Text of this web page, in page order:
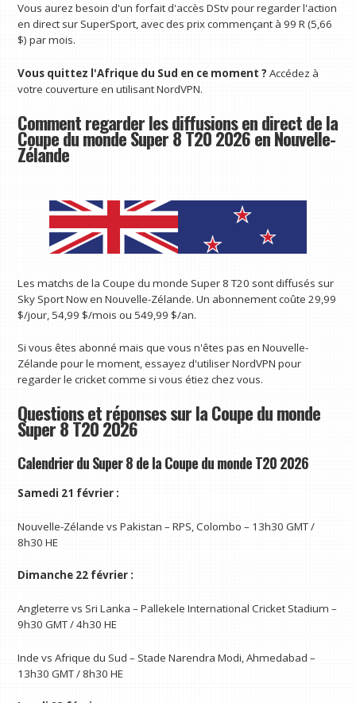
Vous aurez besoin d'un forfait d'accès DStv pour regarder l'action
en direct sur SuperSport, avec des prix commençant à 99 R (5,66
$) par mois.
Vous quittez l'Afrique du Sud en ce moment ? Accédez à
votre couverture en utilisant NordVPN.
Comment regarder les diffusions en direct de la
Coupe du monde Super 8 T20 2026 en Nouvelle-
Zélande
Les matchs de la Coupe du monde Super 8 T20 sont diffusés sur
Sky Sport Now en Nouvelle-Zélande. Un abonnement coûte 29,99
$/jour, 54,99 $/mois ou 549,99 $/an.
Si vous êtes abonné mais que vous n'êtes pas en Nouvelle-
Zélande pour le moment, essayez d'utiliser NordVPN pour
regarder le cricket comme si vous étiez chez vous.
Questions et réponses sur la Coupe du monde
Super 8 T20 2026
Calendrier du Super 8 de la Coupe du monde T20 2026
Samedi 21 février :
Nouvelle-Zélande vs Pakistan – RPS, Colombo – 13h30 GMT /
8h30 HE
Dimanche 22 février :
Angleterre vs Sri Lanka – Pallekele International Cricket Stadium –
9h30 GMT / 4h30 HE
Inde vs Afrique du Sud – Stade Narendra Modi, Ahmedabad –
13h30 GMT / 8h30 HE